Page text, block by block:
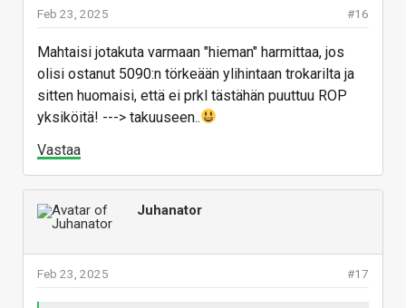
#16
Feb 23, 2025
Mahtaisi jotakuta varmaan "hieman" harmittaa, jos
olisi ostanut 5090:n törkeään ylihintaan trokarilta ja
sitten huomaisi, että ei prkl tästähän puuttuu ROP
yksiköitä! ---> takuuseen..
Vastaa
Juhanator
#17
Feb 23, 2025